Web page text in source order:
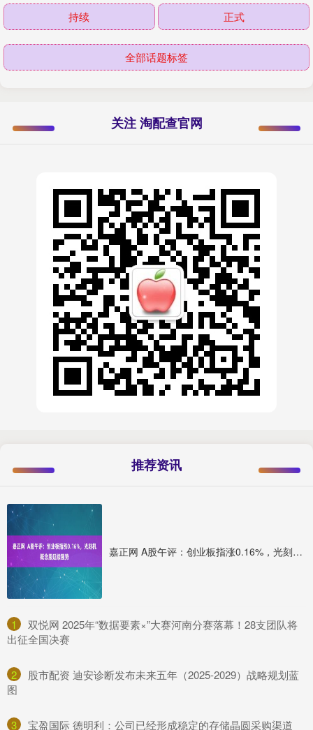
持续 正式
全部话题标签
关注 淘配查官网
推荐资讯
嘉正网 A股午评：创业板指涨0.16%，光刻机概念股延续强势
1
​双悦网 2025年“数据要素×”大赛河南分赛落幕！28支团队将
出征全国决赛
2
​股市配资 迪安诊断发布未来五年（2025-2029）战略规划蓝
图
3 ​宝盈国际 德明利：公司已经形成稳定的存储晶圆采购渠道